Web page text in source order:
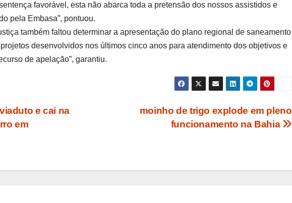
favorável, esta não abarca toda a pretensão dos nossos assistidos e
pela Embasa”, pontuou.
também faltou determinar a apresentação do plano regional de saneamento
desenvolvidos nos últimos cinco anos para atendimento dos objetivos e
de apelação”, garantiu.
moinho de trigo explode em pleno
funcionamento na Bahia
e cai na
em